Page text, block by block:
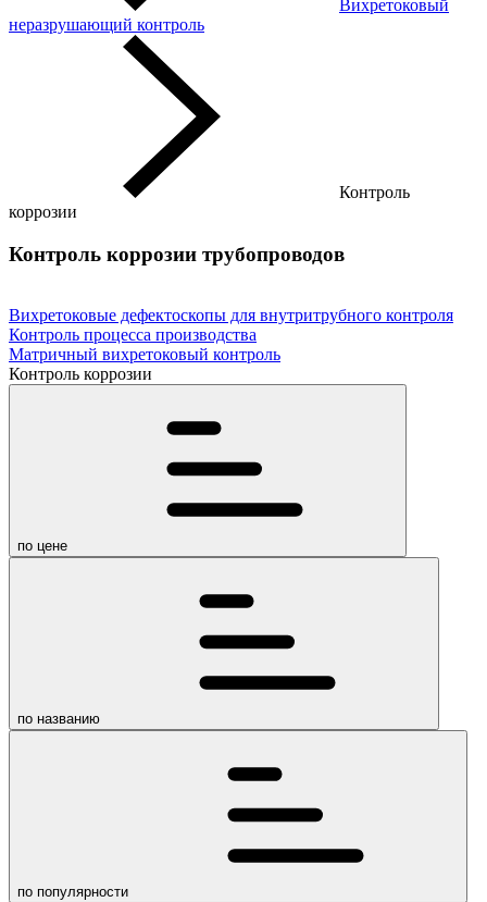
Вихретоковый
неразрушающий контроль
Контроль
коррозии
Контроль коррозии трубопроводов
Вихретоковые дефектоскопы для внутритрубного контроля
Контроль процесса производства
Матричный вихретоковый контроль
Контроль коррозии
по цене
по названию
по популярности